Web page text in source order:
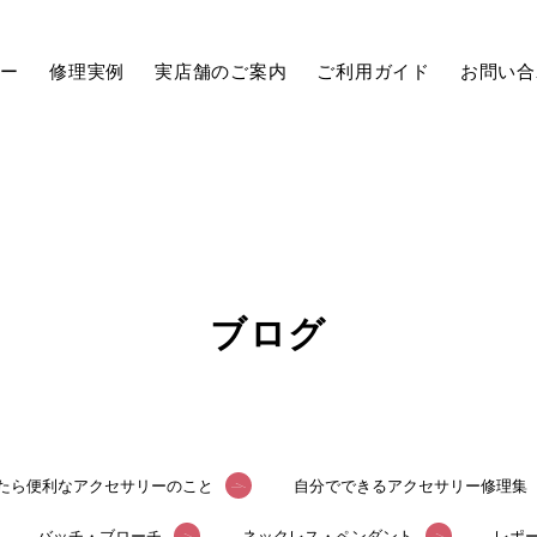
修理実例 実店舗のご案内 ご利用ガイド お問い
ブログ
ら便利なアクセサリーのこと 自分でできるアクセサリー修理集